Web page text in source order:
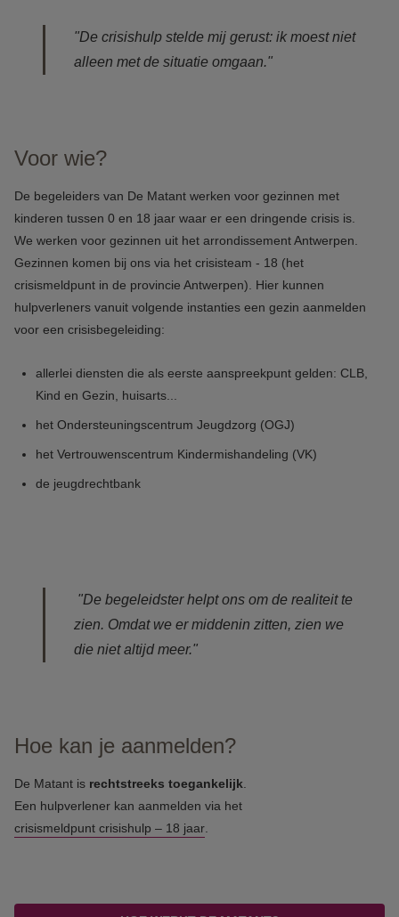
"De crisishulp stelde mij gerust: ik moest niet
alleen met de situatie omgaan."
Voor wie?
De begeleiders van De Matant werken voor gezinnen met
kinderen tussen 0 en 18 jaar waar er een dringende crisis is.
We werken voor gezinnen uit het arrondissement Antwerpen.
Gezinnen komen bij ons via het crisisteam - 18 (het
crisismeldpunt in de provincie Antwerpen). Hier kunnen
hulpverleners vanuit volgende instanties een gezin aanmelden
voor een crisisbegeleiding:
allerlei diensten die als eerste aanspreekpunt gelden: CLB,
Kind en Gezin, huisarts...
het Ondersteuningscentrum Jeugdzorg (OGJ)
het Vertrouwenscentrum Kindermishandeling (VK)
de jeugdrechtbank
"De begeleidster helpt ons om de realiteit te
zien. Omdat we er middenin zitten, zien we
die niet altijd meer."
Hoe kan je aanmelden?
De Matant is rechtstreeks toegankelijk
Een hulpverlener kan aanmelden via het
crisismeldpunt crisishulp – 18 jaar